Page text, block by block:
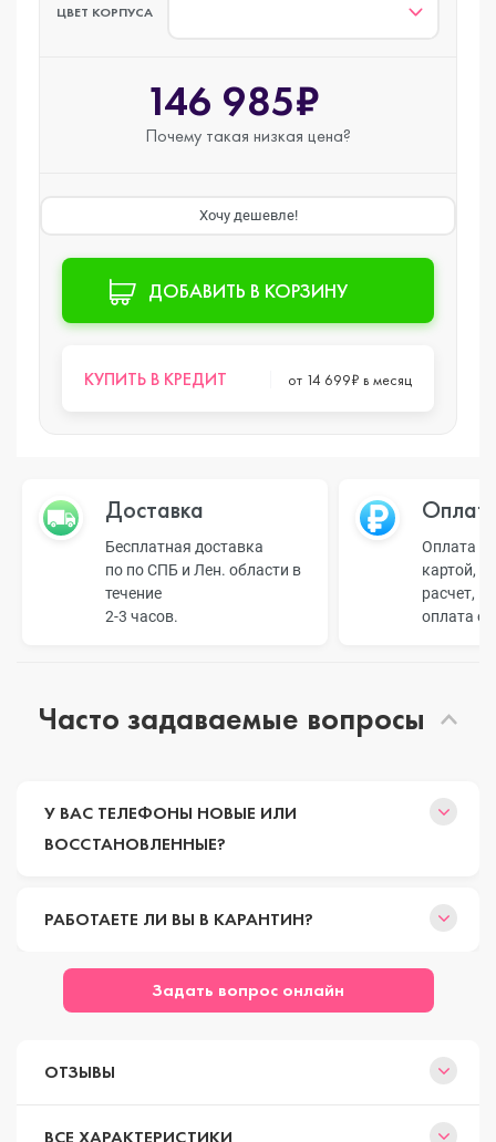
ЦВЕТ КОРПУСА
146 985₽
Почему такая низкая цена?
Хочу дешевле!
ДОБАВИТЬ В КОРЗИНУ
КУПИТЬ В КРЕДИТ от 14 699₽ в месяц
Доставка
Бесплатная доставка
по по СПБ и Лен. области в
течение
2-3 часов.
Оплата
картой,
расчет,
оплата
Часто задаваемые вопросы
У ВАС ТЕЛЕФОНЫ НОВЫЕ ИЛИ
ВОССТАНОВЛЕННЫЕ?
РАБОТАЕТЕ ЛИ ВЫ В КАРАНТИН?
Задать вопрос онлайн
ОТЗЫВЫ
ВСЕ ХАРАКТЕРИСТИКИ